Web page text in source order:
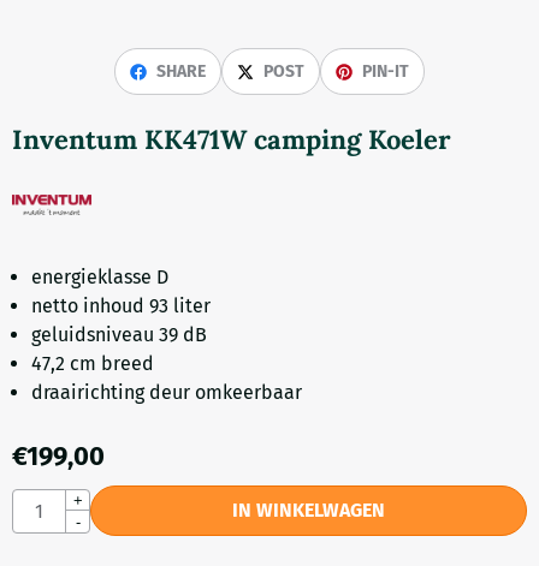
SHARE POST PIN-IT
Inventum KK471W camping Koeler
energieklasse D
netto inhoud 93 liter
geluidsniveau 39 dB
47,2 cm breed
draairichting deur omkeerbaar
€199,00
Aantal
+
-
IN WINKELWAGEN